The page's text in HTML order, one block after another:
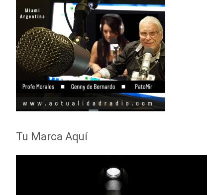
Tu Marca Aquí